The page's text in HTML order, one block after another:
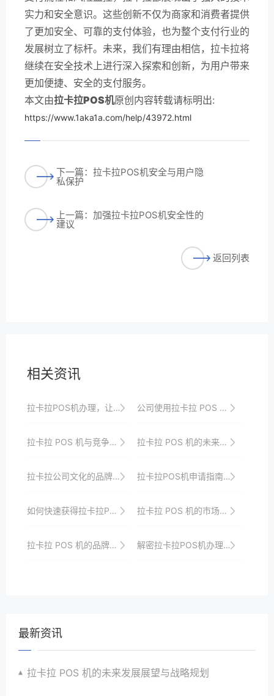
实力和安全意识。这些创新不仅为商家和消费者提供
了更加安全、可靠的支付体验，也为整个支付行业的
发展树立了标杆。未来，我们有理由相信，拉卡拉将
继续在安全技术上进行深入探索和创新，为用户带来
更加便捷、安全的支付服务。
本文由拉卡拉POS机原创内容转载请标明出:
https://www.1aka1a.com/help/43972.html
下一篇：拉卡拉POS机安全与用户隐
私保护
上一篇：加强拉卡拉POS机安全性的
建议
返回列表
相关资讯
拉卡拉POS机办理，让您的店铺实现无缝支付 公司使用拉卡拉 POS 机的团队培训与管理策略
拉卡拉 POS 机与竞争对手的对比分析 拉卡拉 POS 机的未来发展战略与规划
拉卡拉公司文化的品牌建设作用 拉卡拉POS机申请指南，了解一下
如何快速获得拉卡拉POS机？申请攻略来了 拉卡拉 POS 机的市场推广与营销策略
拉卡拉 POS 机的品牌建设与发展 解密拉卡拉POS机办理的优势与便利
最新资讯
拉卡拉 POS 机的未来发展展望与战略规划